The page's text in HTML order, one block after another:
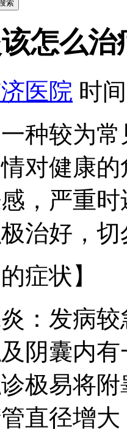
怎么治
医院 时
较为常
对健康
，严重
治好，
状】
发病较
阴囊内
极易将
直径增